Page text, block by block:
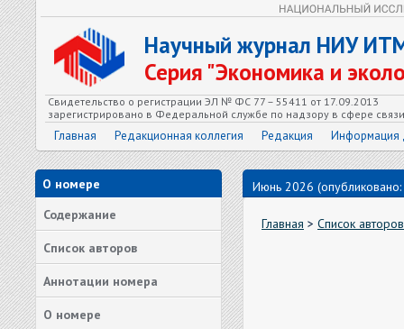
Научный журнал НИУ
Серия "Экономика и
Свидетельство о регистрации ЭЛ № ФС 77 – 55411 от 17.09.2013
зарегистрировано в Федеральной службе по надзору в сфере
Главная Редакционная коллегия Редакция Информация
О номере
Содержание
Список авторов
Аннотации номера
О номере
Июнь 2026
Главная > Список авторов